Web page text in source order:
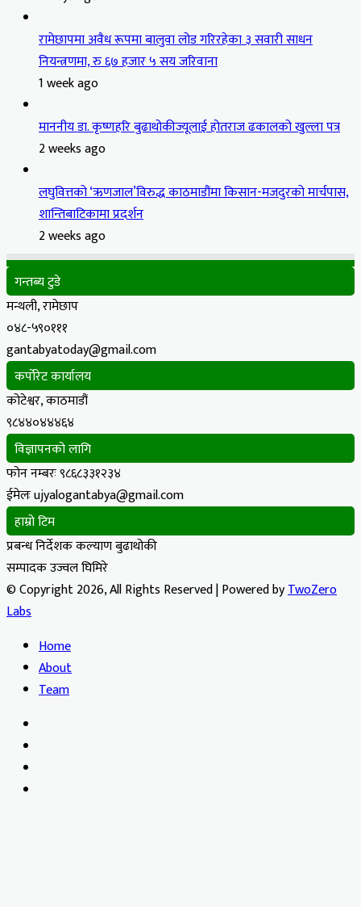
रामेछापमा अवैध रूपमा बालुवा लोड गरिरहेका ३ सवारी साधन
नियन्त्रणमा, रु ६७ हजार ५ सय जरिवाना
1 week ago
माननीय डा. कृष्णहरि बुढाथोकीज्यूलाई होतराज ढकालको खुल्ला पत्र
2 weeks ago
लघुवित्तको ‘ऋणजाल’विरुद्ध काठमाडौंमा किसान-मजदुरको मार्चपास,
शान्तिबाटिकामा प्रदर्शन
2 weeks ago
गन्तब्य टुडे
मन्थली, रामेछाप
०४८-५९०१११
gantabyatoday@gmail.com
कर्पोरेट कार्यालय
कोटेश्वर, काठमाडौं
९८४४०४४४६४
विज्ञापनको लागि
फोन नम्बरः ९८६८३३१२३४
ईमेलः ujyalogantabya@gmail.com
हाम्रो टिम
प्रबन्ध निर्देशक कल्याण बुढाथोकी
सम्पादक उज्वल घिमिरे
© Copyright 2026, All Rights Reserved | Powered byTwoZero
Labs
Home
About
Team